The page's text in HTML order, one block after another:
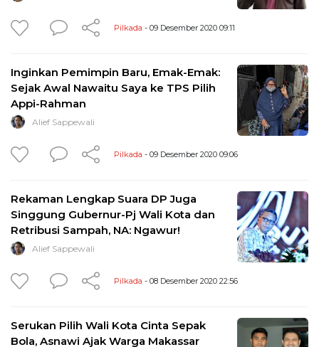
Pilkada - 09 Desember 2020 09:11
Inginkan Pemimpin Baru, Emak-Emak:
Sejak Awal Nawaitu Saya ke TPS Pilih
Appi-Rahman
Alief Sappewali
Pilkada - 09 Desember 2020 09:06
Rekaman Lengkap Suara DP Juga
Singgung Gubernur-Pj Wali Kota dan
Retribusi Sampah, NA: Ngawur!
Alief Sappewali
Pilkada - 08 Desember 2020 22:56
Serukan Pilih Wali Kota Cinta Sepak
Bola, Asnawi Ajak Warga Makassar